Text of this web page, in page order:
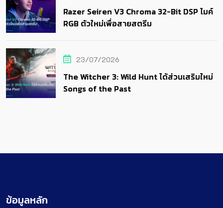
Razer Seiren V3 Chroma 32-Bit DSP ไมค์
RGB ตัวใหม่เพื่อสายสตรีม
23/07/2026
The Witcher 3: Wild Hunt ได้ส่วนเสริมใหม่
Songs of the Past
ข้อมูลหลัก